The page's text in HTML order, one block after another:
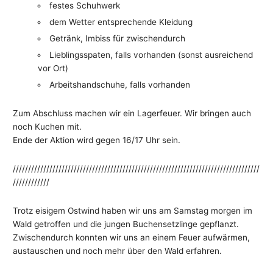
festes Schuhwerk
dem Wetter entsprechende Kleidung
Getränk, Imbiss für zwischendurch
Lieblingsspaten, falls vorhanden (sonst ausreichend
vor Ort)
Arbeitshandschuhe, falls vorhanden
Zum Abschluss machen wir ein Lagerfeuer. Wir bringen auch
noch Kuchen mit.
Ende der Aktion wird gegen 16/17 Uhr sein.
/////////////////////////////////////////////////////////////////////////////////
////////////
Trotz eisigem Ostwind haben wir uns am Samstag morgen im
Wald getroffen und die jungen Buchensetzlinge gepflanzt.
Zwischendurch konnten wir uns an einem Feuer aufwärmen,
austauschen und noch mehr über den Wald erfahren.